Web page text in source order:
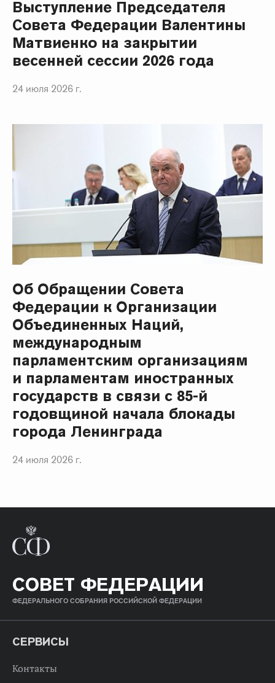
Выступление Председателя
Совета Федерации Валентины
Матвиенко на закрытии
весенней сессии 2026 года
24 июля 2026 г.
Об Обращении Совета
Федерации к Организации
Объединенных Наций,
международным
парламентским организациям
и парламентам иностранных
государств в связи с 85-й
годовщиной начала блокады
города Ленинграда
24 июля 2026 г.
СОВЕТ ФЕДЕРАЦИИ
ФЕДЕРАЛЬНОГО СОБРАНИЯ РОССИЙСКОЙ ФЕДЕРАЦИИ
СЕРВИСЫ
Контакты